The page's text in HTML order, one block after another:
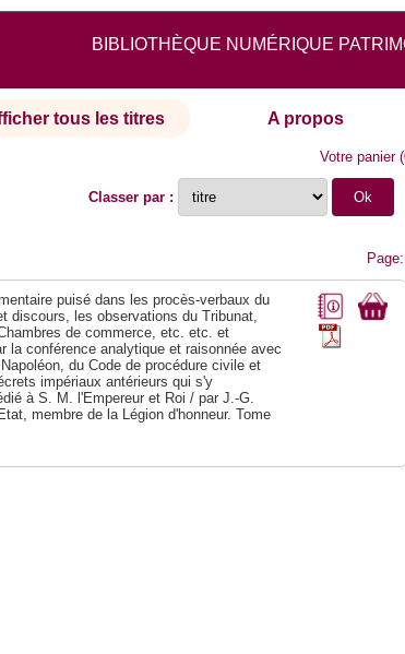
BIBLIOTHÈQUE NUMÉRIQUE
tous les titres A propos
Votre panier(
Classer par :
puisé dans les procès-verbaux du
discours, les observations du Tribunat,
de commerce, etc. etc. et
la conférence analytique et raisonnée avec
du Code de procédure civile et
impériaux antérieurs qui s'y
à S. M. l'Empereur et Roi / par J.-G.
membre de la Légion d'honneur. Tome